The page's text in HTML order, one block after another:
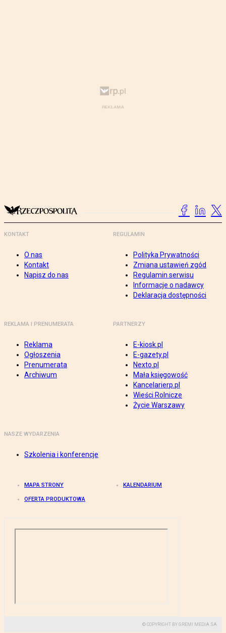
KONTAKT
O nas
Kontakt
Napisz do nas
REGULAMIN
Polityka Prywatności
Zmiana ustawień zgód
Regulamin serwisu
Informacje o nadawcy
Deklaracja dostępności
REKLAMA I PRENUMERATA
Reklama
Ogłoszenia
Prenumerata
Archiwum
PARTNERZY
E-kiosk.pl
E-gazety.pl
Nexto.pl
Mała księgowość
Kancelarierp.pl
Wieści Rolnicze
Życie Warszawy
NASZE WYDARZENIA
Szkolenia i konferencje
MAPA STRONY KALENDARIUM
OFERTA PRODUKTOWA
© COPYRIGHT BY GREMI MEDIA SA